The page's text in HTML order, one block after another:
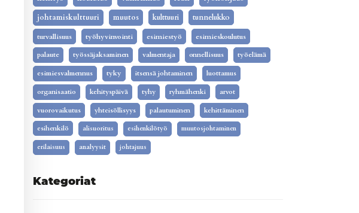
johtamiskulttuuri
muutos kulttuuri
tunnelukko
turvallisuus
työhyvinvointi esimiestyö esimieskoulutus
palaute työssäjaksaminen valmentaja onnellisuus työelämä
esimiesvalmennus tyky itsensä johtaminen luottamus
organisaatio kehityspäivä tyhy ryhmähenki arvot
vuorovaikutus yhteisöllisyys palautuminen
kehittäminen
esihenkilö
alisuoritus esihenkilötyö muutosjohtaminen
erilaisuus analyysit johtajuus
Kategoriat